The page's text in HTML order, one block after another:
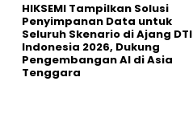
HIKSEMI Tampilkan Solusi
Penyimpanan Data untuk
Seluruh Skenario di Ajang DTI
Indonesia 2026, Dukung
Pengembangan AI di Asia
Tenggara